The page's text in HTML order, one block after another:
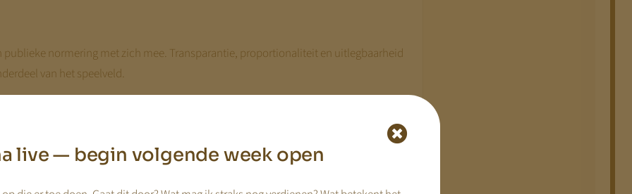
normering met zich mee. Transparantie, proportionaliteit en uitlegbaarheid
van het speelveld.
maar als voorwaarde voor structurele bekostiging.
live — begin volgende week open